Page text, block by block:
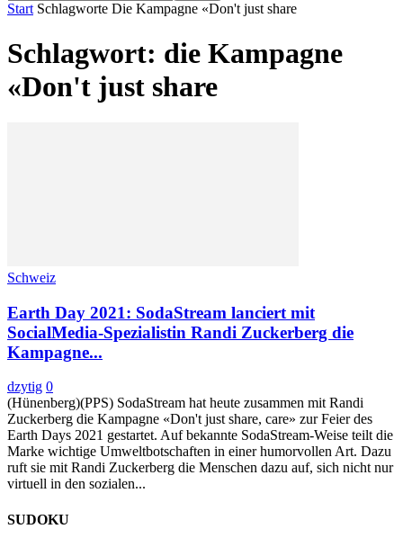
Start Schlagworte Die Kampagne «Don't just share
Schlagwort: die Kampagne
«Don't just share
Schweiz
Earth Day 2021: SodaStream lanciert mit
SocialMedia-Spezialistin Randi Zuckerberg die
Kampagne...
dzytig 0
(Hünenberg)(PPS) SodaStream hat heute zusammen mit Randi
Zuckerberg die Kampagne «Don't just share, care» zur Feier des
Earth Days 2021 gestartet. Auf bekannte SodaStream-Weise teilt die
Marke wichtige Umweltbotschaften in einer humorvollen Art. Dazu
ruft sie mit Randi Zuckerberg die Menschen dazu auf, sich nicht nur
virtuell in den sozialen...
SUDOKU